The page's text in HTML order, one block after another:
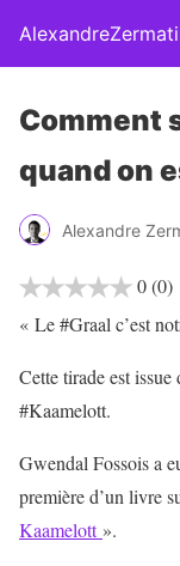
Comment
quand on
Alexandre
0(0)
« Le #Graal c’est
Cette tirade est
#Kaamelott.
Gwendal Fossois a
première d’un livre
Kaamelott ».